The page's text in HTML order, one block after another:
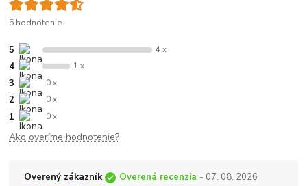
5 hodnotenie
5 4 x
4 1 x
3 0 x
2 0 x
1 0 x
Ako overíme hodnotenie?
Overený zákazník Overená recenzia - 07. 08. 2026